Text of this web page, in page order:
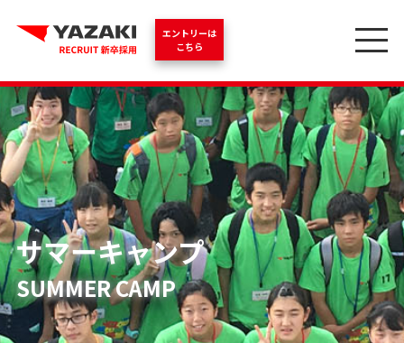
エントリーは
こちら
サマーキャンプ
SUMMER CAMP